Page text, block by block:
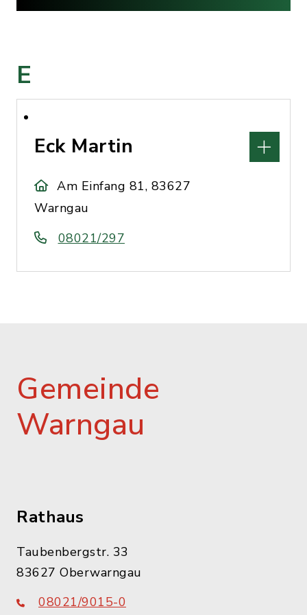
E
Eck Martin
Am Einfang 81, 83627
Warngau
08021/297
Gemeinde
Warngau
Rathaus
Taubenbergstr. 33
83627 Oberwarngau
08021/9015-0